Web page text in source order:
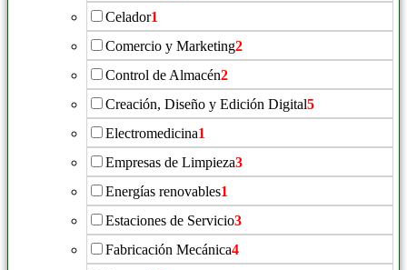
Celador1
Comercio y Marketing2
Control de Almacén2
Creación, Diseño y Edición Digital5
Electromedicina1
Empresas de Limpieza3
Energías renovables1
Estaciones de Servicio3
Fabricación Mecánica4